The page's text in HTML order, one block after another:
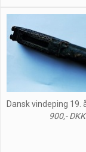
Dansk vindeping 19.
900,- DKK